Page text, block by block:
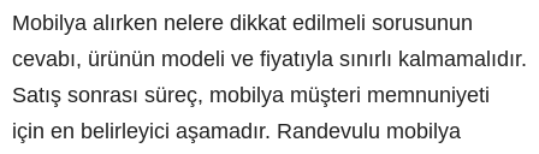
Mobilya alırken nelere dikkat edilmeli sorusunun
cevabı, ürünün modeli ve fiyatıyla sınırlı kalmamalıdır.
Satış sonrası süreç, mobilya müşteri memnuniyeti
için en belirleyici aşamadır. Randevulu mobilya